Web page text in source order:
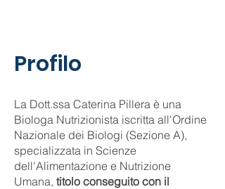
Profilo
La Dott.ssa Caterina Pillera è una
Biologa Nutrizionista iscritta all'Ordine
Nazionale dei Biologi (Sezione A),
specializzata in Scienze
dell'Alimentazione e Nutrizione
Umana, titolo conseguito con il